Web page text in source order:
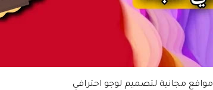
مواقع مجانية لتصميم لوجو احترافي